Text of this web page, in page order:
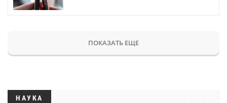
ПОКАЗАТЬ ЕЩЕ
НАУКА